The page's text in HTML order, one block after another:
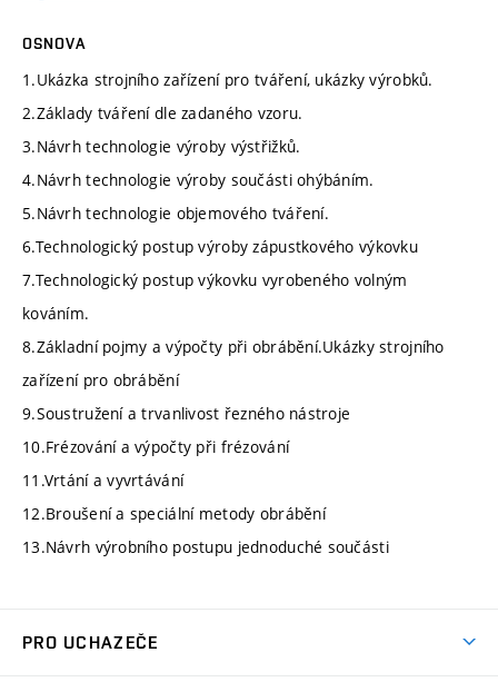
OSNOVA
1.Ukázka strojního zařízení pro tváření, ukázky výrobků.
2.Základy tváření dle zadaného vzoru.
3.Návrh technologie výroby výstřižků.
4.Návrh technologie výroby součásti ohýbáním.
5.Návrh technologie objemového tváření.
6.Technologický postup výroby zápustkového výkovku
7.Technologický postup výkovku vyrobeného volným
kováním.
8.Základní pojmy a výpočty při obrábění.Ukázky strojního
zařízení pro obrábění
9.Soustružení a trvanlivost řezného nástroje
10.Frézování a výpočty při frézování
11.Vrtání a vyvrtávání
12.Broušení a speciální metody obrábění
13.Návrh výrobního postupu jednoduché součásti
PRO UCHAZEČE